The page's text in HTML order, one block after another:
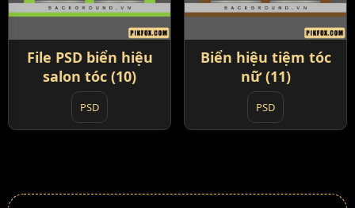
File PSD biển hiệu
salon tóc (10)
PSD
Biển hiệu tiệm tóc
nữ (11)
PSD